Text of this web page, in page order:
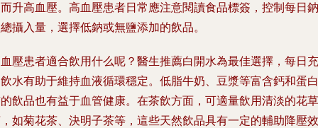
升高血壓。高血壓患者日常應注意閱讀食品標簽，控制每日鈉
攝入量，選擇低鈉或無鹽添加的飲品。
壓患者適合飲用什么呢？醫生推薦白開水為最佳選擇，每日充
水有助于維持血液循環穩定。低脂牛奶、豆漿等富含鈣和蛋白
飲品也有益于血管健康。在茶飲方面，可適量飲用清淡的花草
如菊花茶、決明子茶等，這些天然飲品具有一定的輔助降壓效